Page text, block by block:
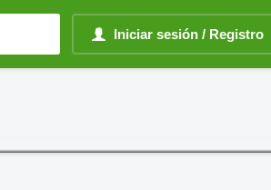
Iniciar sesión / Registro